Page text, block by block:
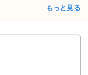
もっと見る